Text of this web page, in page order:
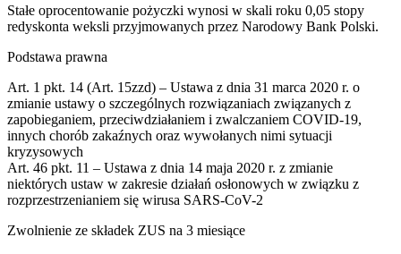
Stałe oprocentowanie pożyczki wynosi w skali roku 0,05 stopy
redyskonta weksli przyjmowanych przez Narodowy Bank Polski.
Podstawa prawna
Art. 1 pkt. 14 (Art. 15zzd) – Ustawa z dnia 31 marca 2020 r. o
zmianie ustawy o szczególnych rozwiązaniach związanych z
zapobieganiem, przeciwdziałaniem i zwalczaniem COVID-19,
innych chorób zakaźnych oraz wywołanych nimi sytuacji
kryzysowych
Art. 46 pkt. 11 – Ustawa z dnia 14 maja 2020 r. z zmianie
niektórych ustaw w zakresie działań osłonowych w związku z
rozprzestrzenianiem się wirusa SARS-CoV-2
Zwolnienie ze składek ZUS na 3 miesiące